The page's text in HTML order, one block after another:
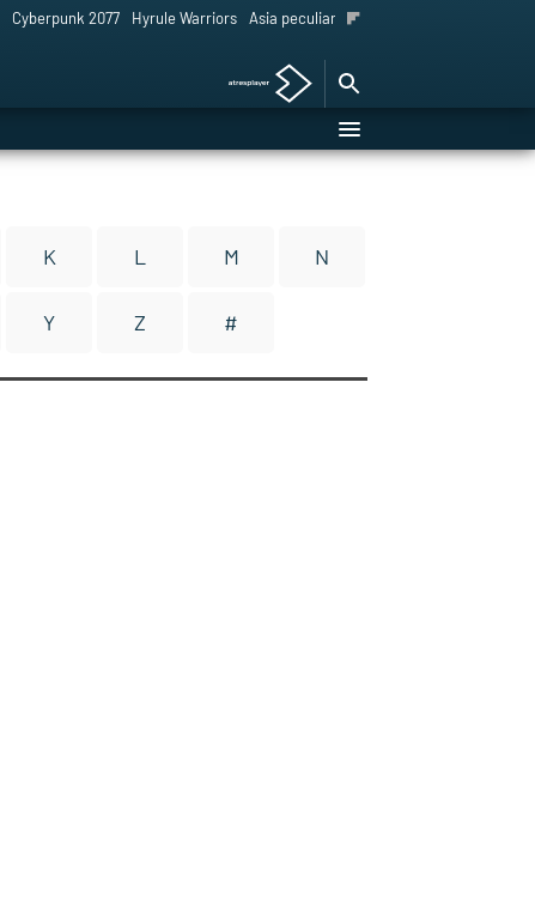
Cyberpunk 2077 Hyrule Warriors Asia peculiar tradición
K L M N
Y Z #